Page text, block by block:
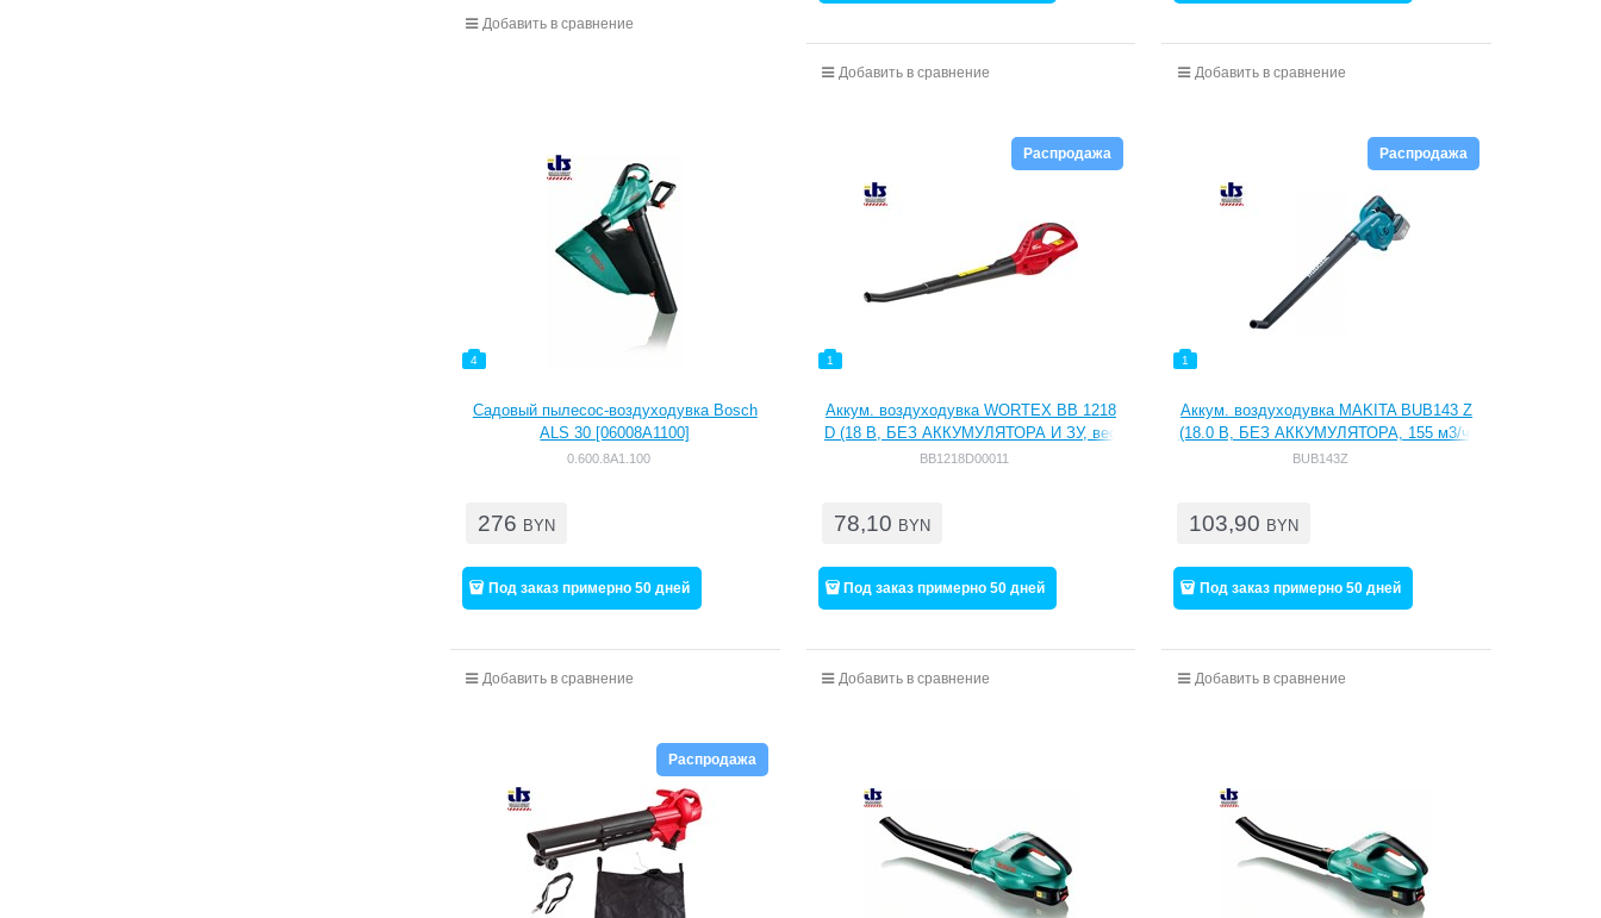
Добавить в сравнение
Добавить в сравнение Добавить в сравнение
4
Садовый пылесос-воздуходувка Bosch
ALS 30 [06008A1100]
0.600.8A1.100
276 BYN
Под заказ примерно 50 дней
Добавить в сравнение
1
Аккум. воздуходувка WORTEX BB 1218
D (18 В, БЕЗ АККУМУЛЯТОРА И ЗУ, вес
1,5 кг, скорость 1: 80км/ч, скорость 2: 120
BB1218D00011
Распродажа
78,10 BYN
Под заказ примерно 50 дней
Добавить в сравнение
1
Аккум. воздуходувка MAKITA BUB143 Z
(18.0 В, БЕЗ АККУМУЛЯТОРА, 155 м3/ч,
33 м/с, вес 1.8 кг) (BUB143Z)
BUB143Z
Распродажа
103,90 BYN
Под заказ примерно 50 дней
Добавить в сравнение
Распродажа